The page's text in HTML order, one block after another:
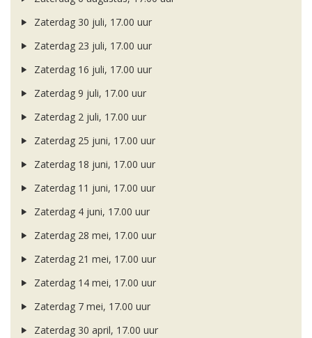
Zaterdag 30 juli, 17.00 uur
Zaterdag 23 juli, 17.00 uur
Zaterdag 16 juli, 17.00 uur
Zaterdag 9 juli, 17.00 uur
Zaterdag 2 juli, 17.00 uur
Zaterdag 25 juni, 17.00 uur
Zaterdag 18 juni, 17.00 uur
Zaterdag 11 juni, 17.00 uur
Zaterdag 4 juni, 17.00 uur
Zaterdag 28 mei, 17.00 uur
Zaterdag 21 mei, 17.00 uur
Zaterdag 14 mei, 17.00 uur
Zaterdag 7 mei, 17.00 uur
Zaterdag 30 april, 17.00 uur